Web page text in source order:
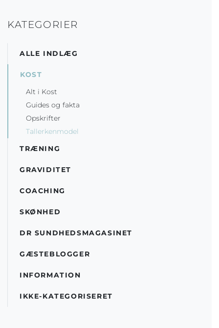
KATEGORIER
ALLE INDLÆG
KOST
Alt i Kost
Guides og fakta
Opskrifter
Tallerkenmodel
TRÆNING
GRAVIDITET
COACHING
SKØNHED
DR SUNDHEDSMAGASINET
GÆSTEBLOGGER
INFORMATION
IKKE-KATEGORISERET